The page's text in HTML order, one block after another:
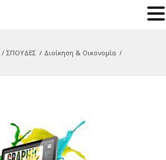
/ ΣΠΟΥΔΕΣ / Διοίκηση & Οικονομία /